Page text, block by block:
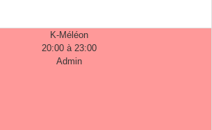
K-Méléon
20:00 à 23:00
Admin